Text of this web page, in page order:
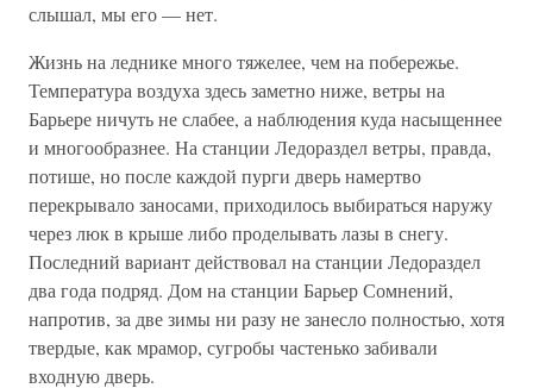
слышал, мы его — нет.
Жизнь на леднике много тяжелее, чем на побережье.
Температура воздуха здесь заметно ниже, ветры на
Барьере ничуть не слабее, а наблюдения куда насыщеннее
и многообразнее. На станции Ледораздел ветры, правда,
потише, но после каждой пурги дверь намертво
перекрывало заносами, приходилось выбираться наружу
через люк в крыше либо проделывать лазы в снегу.
Последний вариант действовал на станции Ледораздел
два года подряд. Дом на станции Барьер Сомнений,
напротив, за две зимы ни разу не занесло полностью, хотя
твердые, как мрамор, сугробы частенько забивали
входную дверь.